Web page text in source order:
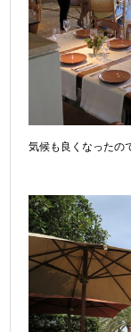
気候も良くなったの